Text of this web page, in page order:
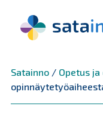
Satainno/ Opetus ja